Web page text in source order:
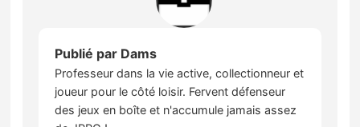
Publié par Dams
Professeur dans la vie active, collectionneur et
joueur pour le côté loisir. Fervent défenseur
des jeux en boîte et n'accumule jamais assez